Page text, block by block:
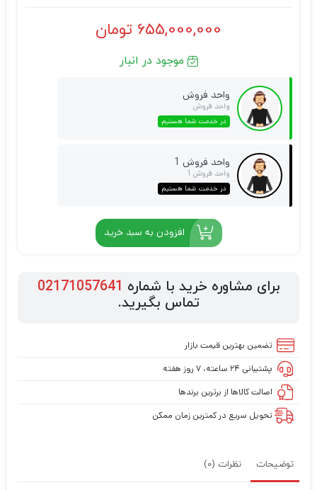
655,000,000 تومان
موجود در انبار
واحد فروش
واحد فروش
در خدمت شما هستیم
واحد فروش 1
واحد فروش 1
در خدمت شما هستیم
افزودن به سبد خرید
برای مشاوره خرید با شماره 02171057641
تماس بگیرید.
تضمین بهترین قیمت بازار
پشتیبانی ۲۴ ساعته، ۷ روز هفته
اصالت کالاها از برترین برندها
تحویل سریع در کمترین زمان ممکن
توضیحات نظرات (0)